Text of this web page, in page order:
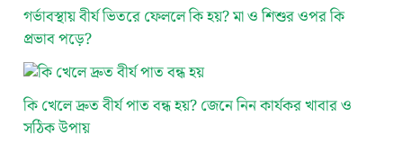
গর্ভাবস্থায় বীর্য ভিতরে ফেললে কি হয়? মা ও শিশুর ওপর কি
প্রভাব পড়ে?
কি খেলে দ্রুত বীর্য পাত বন্ধ হয়? জেনে নিন কার্যকর খাবার ও
সঠিক উপায়